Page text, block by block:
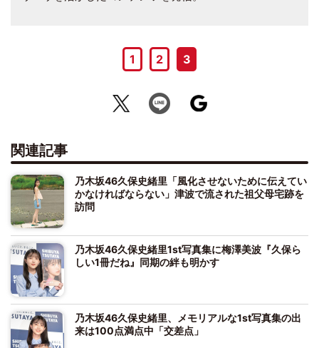
1 2 3
関連記事
乃木坂46久保史緒里「風化させないために伝えてい
かなければならない」津波で流された祖父母宅跡を
訪問
乃木坂46久保史緒里1st写真集に梅澤美波『久保ら
しい1冊だね』同期の絆も明かす
乃木坂46久保史緒里、メモリアルな1st写真集の出
来は100点満点中「交差点」